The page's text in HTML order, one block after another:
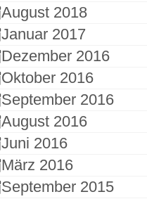
August 2018
Januar 2017
Dezember 2016
Oktober 2016
September 2016
August 2016
Juni 2016
März 2016
September 2015